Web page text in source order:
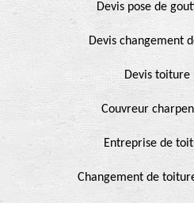
Devis pose de
Devis changement
Devis toiture
Couvreur
Entreprise de
Changement de